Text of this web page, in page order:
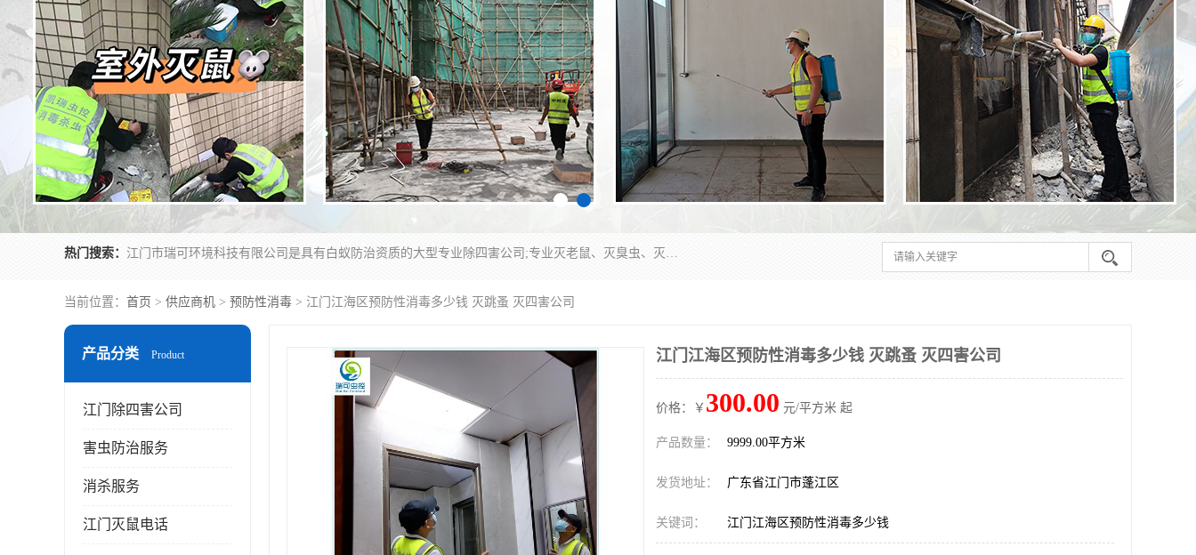
热门搜索： 江门市瑞可环境科技有限公司是具有白蚁防治资质的大型专业除四害公司;专业灭老鼠、灭臭虫、灭蟑螂、灭跳蚤、灭蚊、灭蝇、灭白蚁、防蛇等各种害虫的防治。经过多年的努力，公司发展成为集PCO研究、生物制药、害虫防治于一体的专业杀虫灭鼠公司。
当前位置： 首页 > 供应商机 > 预防性消毒 > 江门江海区预防性消毒多少钱 灭跳蚤 灭四害公司
产品分类 Product
江门除四害公司
害虫防治服务
消杀服务
江门灭鼠电话
江门江海区预防性消毒多少钱 灭跳蚤 灭四害公司
价格：￥ 300.00 元/平方米 起
产品数量： 9999.00平方米
发货地址： 广东省江门市蓬江区
关键词： 江门江海区预防性消毒多少钱